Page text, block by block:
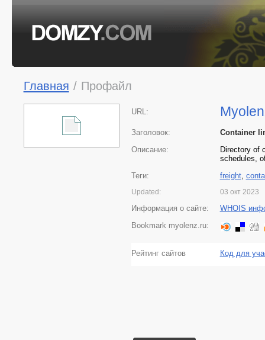
Главная / Профайл
URL:
Заголовок:
Container
Описание:
Directory of
schedules,
Теги:
freight,
Updated: 03 окт 2023
Информация о сайте:
WHOIS
Bookmark myolenz.ru:
Рейтинг сайтов Код для